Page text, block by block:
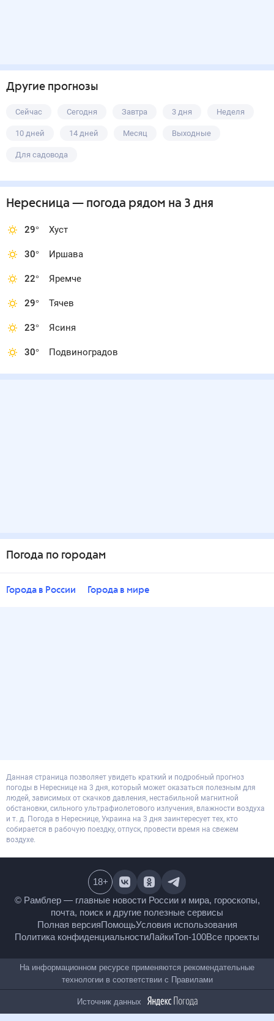
Другие прогнозы
Сейчас Сегодня Завтра 3 дня Неделя
10 дней 14 дней Месяц Выходные
Для садовода
Нересница — погода рядом на 3 дня
29° Хуст
30° Иршава
22° Яремче
29° Тячев
23° Ясиня
30° Подвиноградов
Погода по городам
Города в России Города в мире
Данная страница позволяет увидеть краткий и подробный прогноз
погоды в Нереснице на 3 дня, который может оказаться полезным для
людей, зависимых от скачков давления, нестабильной магнитной
обстановки, сильного ультрафиолетового излучения, влажности воздуха
и т. д. Погода в Нереснице, Украина на 3 дня заинтересует тех, кто
собирается в рабочую поездку, отпуск, провести время на свежем
воздухе.
© Рамблер — главные новости России и мира,
гороскопы, почта, поиск и другие полезные сервисы
Полная версияПомощьУсловия использования
Политика конфиденциальностиЛайкиТоп-100
18+
На информационном ресурсе применяются
рекомендательные технологии в соответствии сПравилами
Источник данных